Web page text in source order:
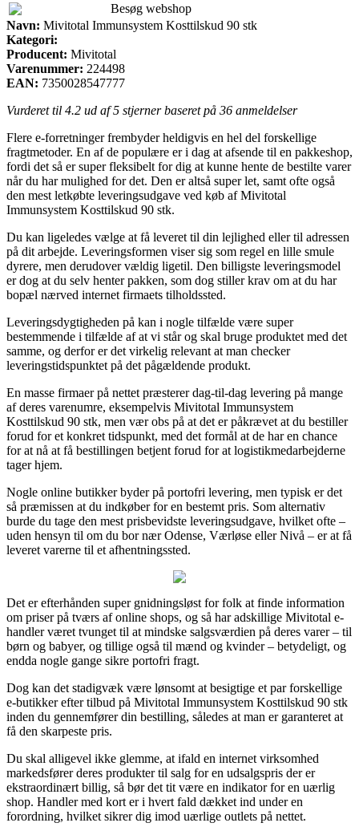
Besøg webshop
Navn: Mivitotal Immunsystem Kosttilskud 90 stk
Kategori:
Producent: Mivitotal
Varenummer: 224498
EAN: 7350028547777
Vurderet til 4.2 ud af 5 stjerner baseret på 36 anmeldelser
Flere e-forretninger frembyder heldigvis en hel del forskellige
fragtmetoder. En af de populære er i dag at afsende til en pakkeshop,
fordi det så er super fleksibelt for dig at kunne hente de bestilte varer
når du har mulighed for det. Den er altså super let, samt ofte også
den mest letkøbte leveringsudgave ved køb af Mivitotal
Immunsystem Kosttilskud 90 stk.
Du kan ligeledes vælge at få leveret til din lejlighed eller til adressen
på dit arbejde. Leveringsformen viser sig som regel en lille smule
dyrere, men derudover vældig ligetil. Den billigste leveringsmodel
er dog at du selv henter pakken, som dog stiller krav om at du har
bopæl nærved internet firmaets tilholdssted.
Leveringsdygtigheden på kan i nogle tilfælde være super
bestemmende i tilfælde af at vi står og skal bruge produktet med det
samme, og derfor er det virkelig relevant at man checker
leveringstidspunktet på det pågældende produkt.
En masse firmaer på nettet præsterer dag-til-dag levering på mange
af deres varenumre, eksempelvis Mivitotal Immunsystem
Kosttilskud 90 stk, men vær obs på at det er påkrævet at du bestiller
forud for et konkret tidspunkt, med det formål at de har en chance
for at nå at få bestillingen betjent forud for at logistikmedarbejderne
tager hjem.
Nogle online butikker byder på portofri levering, men typisk er det
så præmissen at du indkøber for en bestemt pris. Som alternativ
burde du tage den mest prisbevidste leveringsudgave, hvilket ofte –
uden hensyn til om du bor nær Odense, Værløse eller Nivå – er at få
leveret varerne til et afhentningssted.
Det er efterhånden super gnidningsløst for folk at finde information
om priser på tværs af online shops, og så har adskillige Mivitotal e-
handler været tvunget til at mindske salgsværdien på deres varer – til
børn og babyer, og tillige også til mænd og kvinder – betydeligt, og
endda nogle gange sikre portofri fragt.
Dog kan det stadigvæk være lønsomt at besigtige et par forskellige
e-butikker efter tilbud på Mivitotal Immunsystem Kosttilskud 90 stk
inden du gennemfører din bestilling, således at man er garanteret at
få den skarpeste pris.
Du skal alligevel ikke glemme, at ifald en internet virksomhed
markedsfører deres produkter til salg for en udsalgspris der er
ekstraordinært billig, så bør det tit være en indikator for en uærlig
shop. Handler med kort er i hvert fald dækket ind under en
forordning, hvilket sikrer dig imod uærlige outlets på nettet.